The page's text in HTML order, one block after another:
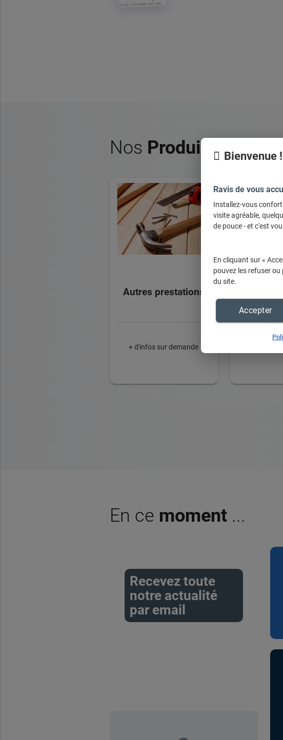
Nos Produits&
Autres prestations
+ d'infos sur demande
En ce moment...
Recevez toute
notre actualité
par email
Bienvenue !
Ravis de vous
Installez-vous
visite agréable,
de pouce - et c'est
En cliquant sur «
pouvez les refuser
du site.
Accepter